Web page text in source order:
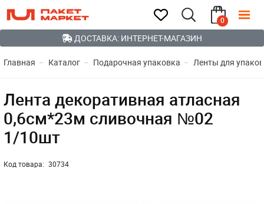
0
ДОСТАВКА: ИНТЕРНЕТ-МАГАЗИН
Главная Каталог Подарочная упаковка Ленты для
Лента декоративная атласная
0,6см*23м сливочная №02
1/10шт
Код товара: 30734